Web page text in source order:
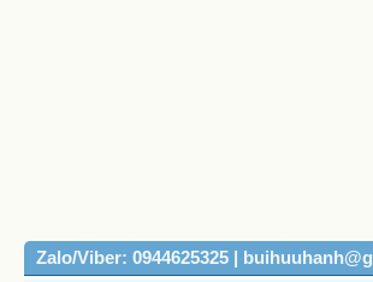
Zalo/Viber: 0944625325 |